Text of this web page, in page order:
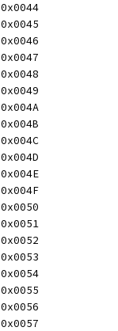
0x44	0x0044
0x45	0x0045
0x46	0x0046
0x47	0x0047
0x48	0x0048
0x49	0x0049
0x4A	0x004A
0x4B	0x004B
0x4C	0x004C
0x4D	0x004D
0x4E	0x004E
0x4F	0x004F
0x50	0x0050
0x51	0x0051
0x52	0x0052
0x53	0x0053
0x54	0x0054
0x55	0x0055
0x56	0x0056
0x57	0x0057